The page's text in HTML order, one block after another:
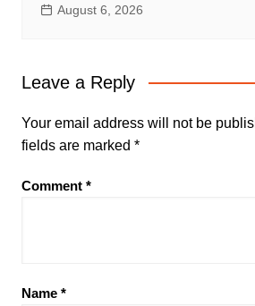
August 6, 2026
Leave a Reply
Your email address will not be
fields are marked *
Comment *
Name *